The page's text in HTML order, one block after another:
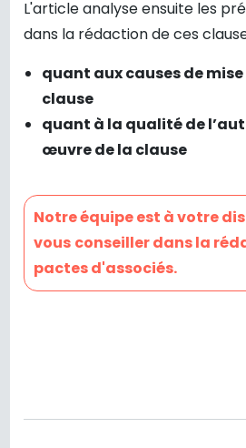
L'article analyse ensuite les
dans la rédaction de ces
quant aux causes de
clause
quant à la qualité de
œuvre de la clause
Notre équipe est à votre
vous conseiller dans la
pactes d'associés.